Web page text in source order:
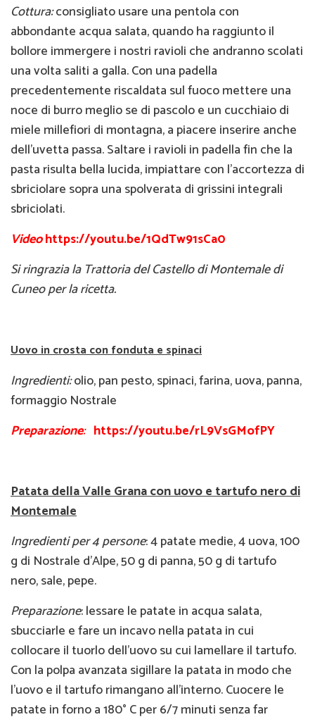
Cottura:consigliato usare una pentola con
abbondante acqua salata, quando ha raggiunto il
bollore immergere i nostri ravioli che andranno scolati
una volta saliti a galla. Con una padella
precedentemente riscaldata sul fuoco mettere una
noce di burro meglio se di pascolo e un cucchiaio di
miele millefiori di montagna, a piacere inserire anche
dell'uvetta passa. Saltare i ravioli in padella fin che la
pasta risulta bella lucida, impiattare con l'accortezza di
sbriciolare sopra una spolverata di grissini integrali
sbriciolati.
Videohttps://youtu.be/1QdTw91sCa0
Si ringrazia la Trattoria del Castello di Montemale di
Cuneo per la ricetta.
Uovo in crosta con fonduta e spinaci
Ingredienti:olio, pan pesto, spinaci, farina, uova, panna,
formaggio Nostrale
Preparazione: https://youtu.be/rL9VsGMofPY
Patata della Valle Grana con uovo e tartufo nero di
Montemale
Ingredienti per 4 persone: 4 patate medie, 4 uova, 100
g di Nostrale d’Alpe, 50 g di panna, 50 g di tartufo
nero, sale, pepe.
Preparazione: lessare le patate in acqua salata,
sbucciarle e fare un incavo nella patata in cui
collocare il tuorlo dell’uovo su cui lamellare il tartufo.
Con la polpa avanzata sigillare la patata in modo che
l’uovo e il tartufo rimangano all’interno. Cuocere le
patate in forno a 180° C per 6/7 minuti senza far